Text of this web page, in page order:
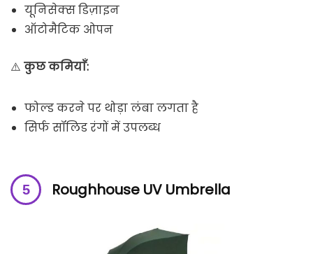
यूनिसेक्स डिज़ाइन
ऑटोमैटिक ओपन
⚠️ कुछ कमियाँ:
फोल्ड करने पर थोड़ा लंबा लगता है
सिर्फ सॉलिड रंगों में उपलब्ध
Roughhouse UV Umbrella